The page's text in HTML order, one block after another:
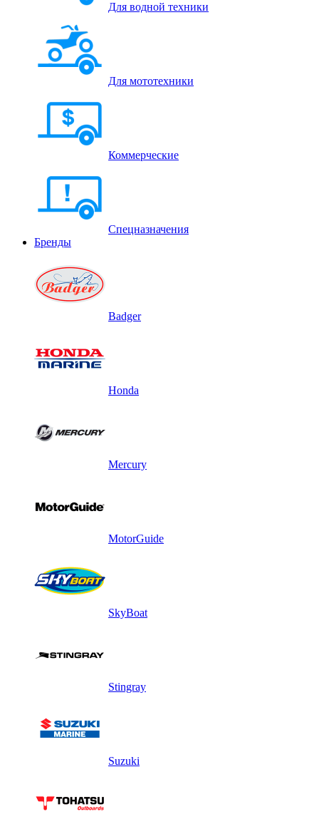
Для водной техники
Для мототехники
Коммерческие
Спецназначения
Бренды
Badger
Honda
Mercury
MotorGuide
SkyBoat
Stingray
Suzuki